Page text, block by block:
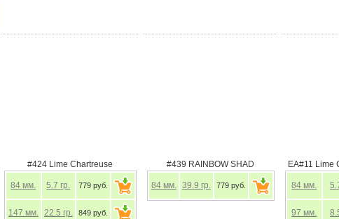
#424 Lime Chartreuse
84 мм. 5.7 гр. 779 руб.
147 мм. 22.5 гр. 849 руб.
#439 RAINBOW SHAD
84 мм. 39.9 гр. 779 руб.
EA#11 Lime
84 мм.
97 мм.